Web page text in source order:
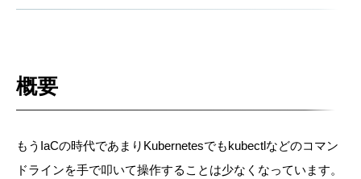
概要
もうIaCの時代であまりKubernetesでもkubectlなどのコマン
ドラインを手で叩いて操作することは少なくなっています。